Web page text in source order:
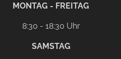
MONTAG - FREITAG
8:30 - 18:30 Uhr
SAMSTAG
Dieser Link führt zu Ihrem eMail-